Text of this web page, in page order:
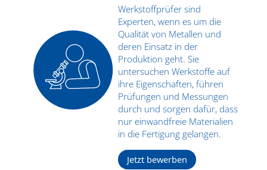
Werkstoffprüfer sind
Experten, wenn es um die
Qualität von Metallen und
deren Einsatz in der
Produktion geht. Sie
untersuchen Werkstoffe auf
ihre Eigenschaften, führen
Prüfungen und Messungen
durch und sorgen dafür, dass
nur einwandfreie Materialien
in die Fertigung gelangen.
Jetzt bewerben